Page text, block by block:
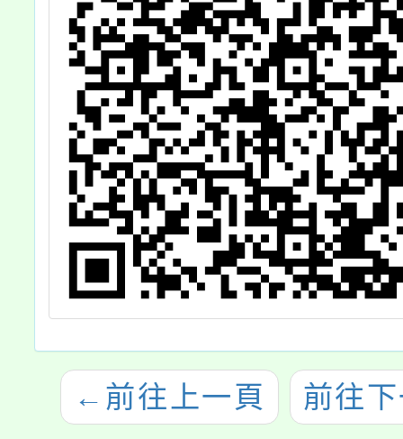
← 前往上一頁 前往